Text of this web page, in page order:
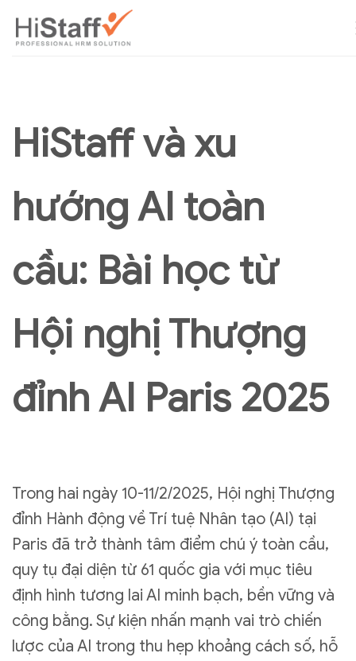
HiStaff và xu
hướng AI toàn
cầu: Bài học từ
Hội nghị Thượng
đỉnh AI Paris 2025
Trong hai ngày 10-11/2/2025, Hội nghị Thượng
đỉnh Hành động về Trí tuệ Nhân tạo (AI) tại
Paris đã trở thành tâm điểm chú ý toàn cầu,
quy tụ đại diện từ 61 quốc gia với mục tiêu
định hình tương lai AI minh bạch, bền vững và
công bằng. Sự kiện nhấn mạnh vai trò chiến
lược của AI trong thu hẹp khoảng cách số, hỗ